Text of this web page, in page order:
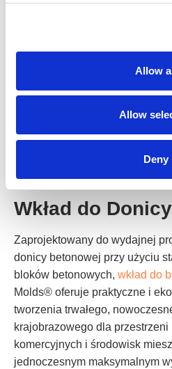
Allow
Allow
Deny
• 180 × 60 × 60 cm
• 120 × 60 × 60 cm
Wkład do Donicy
Zaprojektowany do wydajnej
donicy betonowej przy użyciu
bloków betonowych, wkład do
Molds® oferuje praktyczne i
tworzenia trwałego,
krajobrazowego dla
komercyjnych i środowisk
jednoczesnym maksymalnym